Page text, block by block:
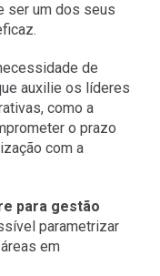
ser um dos seus
de
auxilie os líderes
como a
o prazo
com a
para gestão
parametrizar
em